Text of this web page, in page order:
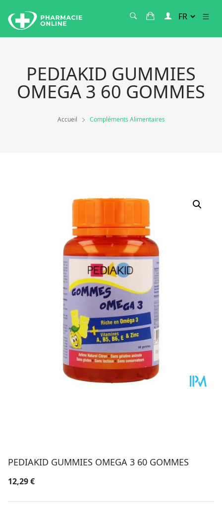
PEDIAKID GUMMIES
OMEGA 3 60 GOMMES
Accueil Compléments Alimentaires
PEDIAKID GUMMIES OMEGA 3 60 GOMMES
12,29€